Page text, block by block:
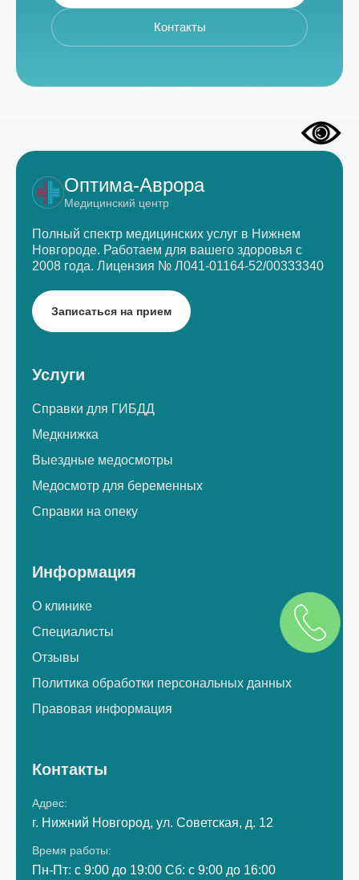
Контакты
Оптима-Аврора
Медицинский центр
Полный спектр медицинских услуг в Нижнем
Новгороде. Работаем для вашего здоровья с
2008 года. Лицензия № Л041-01164-52/00333340
Записаться на прием
Услуги
Справки для ГИБДД
Медкнижка
Выездные медосмотры
Медосмотр для беременных
Справки на опеку
Информация
О клинике
Специалисты
Отзывы
Политика обработки персональных данных
Правовая информация
Контакты
Адрес:
г. Нижний Новгород, ул. Советская, д. 12
Время работы:
Пн-Пт: с 9:00 до 19:00 Сб: с 9:00 до 16:00